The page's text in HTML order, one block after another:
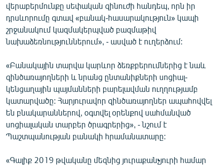
վերաբերմունքը սեփական զինուժի հանդեպ, որն իր
դրսևորումը գտավ «բանակ-հասարակություն» կապի
շրջանակում կազմակերպված բազմաթիվ
նախաձեռնություններում», - ասված է ուղերձում:
«Բանակային տարվա կարևոր ձեռքբերումներից է նաև
զինծառայողների և նրանց ընտանիքների սոցիալ-
կենցաղային պայմանների բարելավման ուղղությամբ
կատարվածը: Հարյուրավոր զինծառայողներ ապահովվել
են բնակարաններով, օգտվել օրենքով սահմանված
սոցիալական տարբեր ծրագրերից», - նշում է
Պաշտպանության բանակի հրամանատարը:
«Գալիք 2019 թվականը մեզնից յուրաքանչյուրի համար